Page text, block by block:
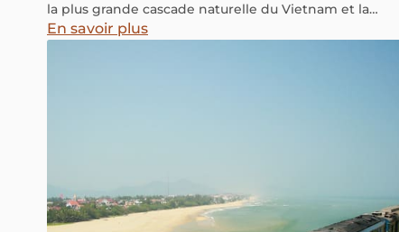
la plus grande cascade naturelle du Vietnam et la
quatrième plus grande cascade frontalière au monde.
Ce guide complet rassemble toutes les informations
En savoir plus